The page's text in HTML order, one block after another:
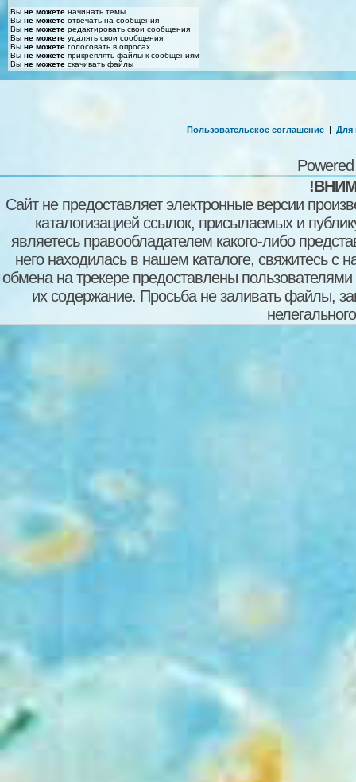
Вы не можете начинать темы
Вы не можете отвечать на сообщения
Вы не можете редактировать свои сообщения
Вы не можете удалять свои сообщения
Вы не можете голосовать в опросах
Вы не можете прикреплять файлы к сообщениям
Вы не можете скачивать файлы
Пользовательское соглашение | Для
Сайт не предоставляет электронные версии
каталогизацией ссылок, присылаемых и
являетесь правообладателем какого-либо
него находилась в нашем каталоге, свяжитесь
обмена на трекере предоставлены пользователями
их содержание. Просьба не заливать файлы,